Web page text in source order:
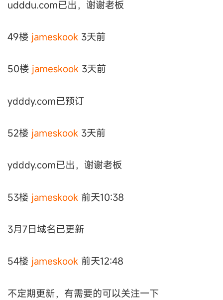
udddu.com已出，谢谢老板
49楼 jameskook 3天前
50楼 jameskook 3天前
ydddy.com已预订
52楼 jameskook 3天前
ydddy.com已出，谢谢老板
53楼 jameskook 前天10:38
3月7日域名已更新
54楼 jameskook 前天12:48
不定期更新，有需要的可以关注一下